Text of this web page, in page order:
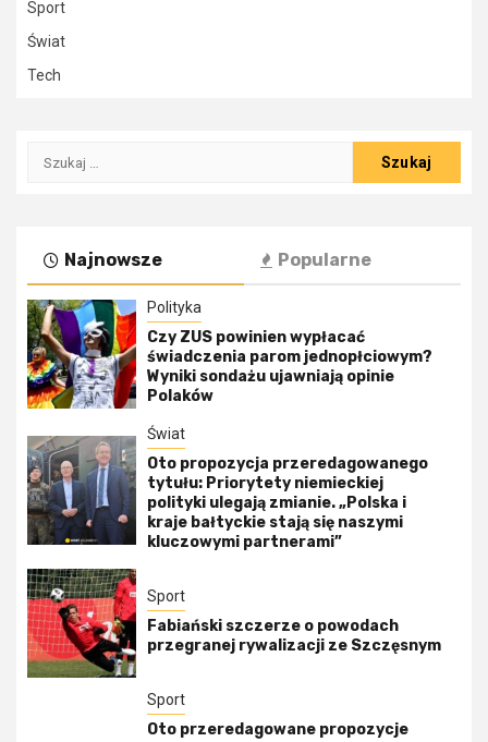
Sport
Świat
Tech
Szukaj:
Najnowsze Popularne
Polityka
Czy ZUS powinien wypłacać
świadczenia parom jednopłciowym?
Wyniki sondażu ujawniają opinie
Polaków
Świat
Oto propozycja przeredagowanego
tytułu: Priorytety niemieckiej
polityki ulegają zmianie. „Polska i
kraje bałtyckie stają się naszymi
kluczowymi partnerami”
Sport
Fabiański szczerze o powodach
przegranej rywalizacji ze Szczęsnym
Sport
Oto przeredagowane propozycje